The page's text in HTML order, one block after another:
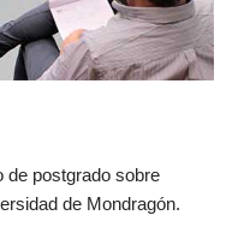
de postgrado sobre
de Mondragón.